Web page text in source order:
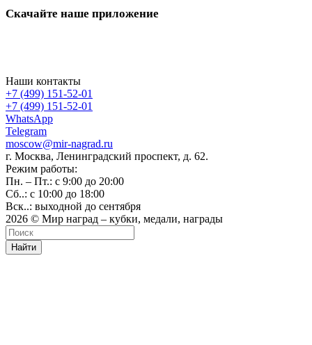
Скачайте наше приложение
Наши контакты
+7 (499) 151-52-01
+7 (499) 151-52-01
WhatsApp
Telegram
moscow@mir-nagrad.ru
г. Москва, Ленинградский проспект, д. 62.
Режим работы:
Пн. – Пт.: с 9:00 до 20:00
Сб..: с 10:00 до 18:00
Вск..: выходной до сентября
2026 © Мир наград – кубки, медали, награды
Найти